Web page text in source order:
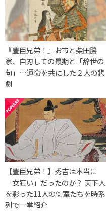
『豊臣兄弟！』お市と柴田勝
家、自刃しての最期と「辞世の
句」…運命を共にした２人の悲
劇
【豊臣兄弟！】秀吉は本当に
「女狂い」だったのか？ 天下人
を彩った11人の側室たちを時系
列で一挙紹介